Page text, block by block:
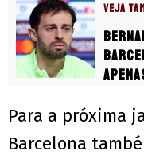
VEJA
Para a próxima
Barcelona